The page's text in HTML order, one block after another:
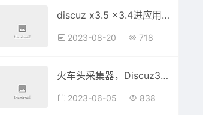
discuz x3.5 x3.4进应用中心提示”您的网站未获得以下应用的授权”解除限制的工具方法
2023-08-20 718
火车头采集器，Discuz3.4-3.5免登录发布模块
2023-06-05 838